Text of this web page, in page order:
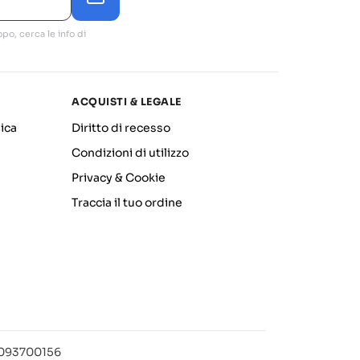
cerca le info di
ACQUISTI & LEGALE
Diritto di recesso
Condizioni di utilizzo
Privacy & Cookie
Traccia il tuo ordine